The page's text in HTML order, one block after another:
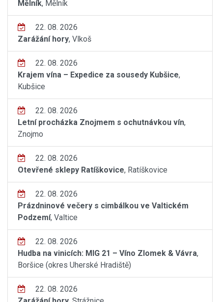
Mělník, Mělník
22. 08. 2026
Zarážání hory, Vlkoš
22. 08. 2026
Krajem vína – Expedice za sousedy Kubšice,
Kubšice
22. 08. 2026
Letní procházka Znojmem s ochutnávkou vín,
Znojmo
22. 08. 2026
Otevřené sklepy Ratíškovice, Ratíškovice
22. 08. 2026
Prázdninové večery s cimbálkou ve Valtickém
Podzemí, Valtice
22. 08. 2026
Hudba na vinicích: MIG 21 – Víno Zlomek & Vávra,
Boršice (okres Uherské Hradiště)
22. 08. 2026